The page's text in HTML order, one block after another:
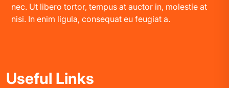
nec. Ut libero tortor, tempus at auctor in, molestie at
nisi. In enim ligula, consequat eu feugiat a.
Useful Links